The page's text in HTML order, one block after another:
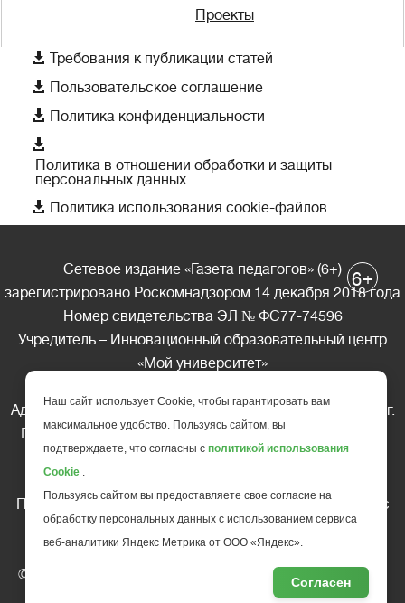
Проекты
 Требования к публикации статей
 Пользовательское соглашение
 Политика конфиденциальности

Политика в отношении обработки и защиты
персональных данных
 Политика использования cookie-файлов
Сетевое издание «Газета педагогов» (6+)
зарегистрировано Роскомнадзором 14 декабря 2018 года
Номер свидетельства ЭЛ № ФС77-74596
Учредитель – Инновационный образовательный центр
«Мой университет»
Адрес редакции: 185035 Россия, Республика Карелия, г.
Петрозаводск, ул. Фридриха Энгельса д.10, офис 211
Телефон редакции: +7 (499) 685-10-45
Перепечатка материалов газеты допускается только c
письменного разрешения редакции
Ссылка на «Газету педагогов» обязательна.
© АНО ДПО "Инновационный образовательный центр
повышения квалификации и переподготовки "Мой
6+
Наш сайт использует Cookie, чтобы гарантировать вам
максимальное удобство. Пользуясь сайтом, вы
подтверждаете, что согласны с политикой использования
Cookie .
Пользуясь сайтом вы предоставляете свое согласие на
обработку персональных данных с использованием сервиса
веб-аналитики Яндекс Метрика от ООО «Яндекс».
Согласен